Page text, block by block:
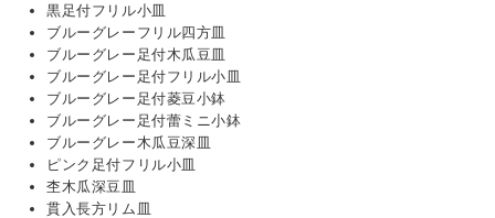
黒足付フリル小皿
ブルーグレーフリル四方皿
ブルーグレー足付木瓜豆皿
ブルーグレー足付フリル小皿
ブルーグレー足付菱豆小鉢
ブルーグレー足付蕾ミニ小鉢
ブルーグレー木瓜豆深皿
ピンク足付フリル小皿
杢木瓜深豆皿
貫入長方リム皿